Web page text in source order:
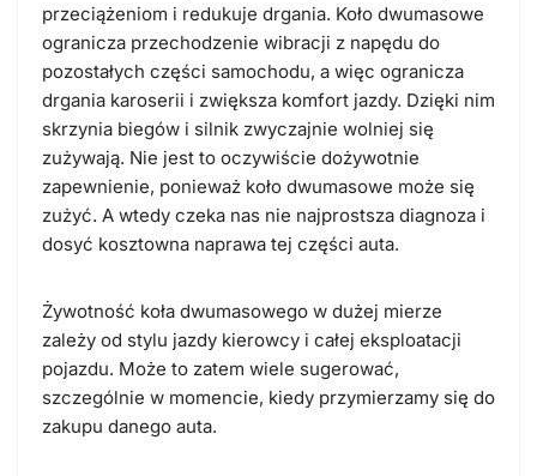
przeciążeniom i redukuje drgania. Koło dwumasowe
ogranicza przechodzenie wibracji z napędu do
pozostałych części samochodu, a więc ogranicza
drgania karoserii i zwiększa komfort jazdy. Dzięki nim
skrzynia biegów i silnik zwyczajnie wolniej się
zużywają. Nie jest to oczywiście dożywotnie
zapewnienie, ponieważ koło dwumasowe może się
zużyć. A wtedy czeka nas nie najprostsza diagnoza i
dosyć kosztowna naprawa tej części auta.
Żywotność koła dwumasowego w dużej mierze
zależy od stylu jazdy kierowcy i całej eksploatacji
pojazdu. Może to zatem wiele sugerować,
szczególnie w momencie, kiedy przymierzamy się do
zakupu danego auta.